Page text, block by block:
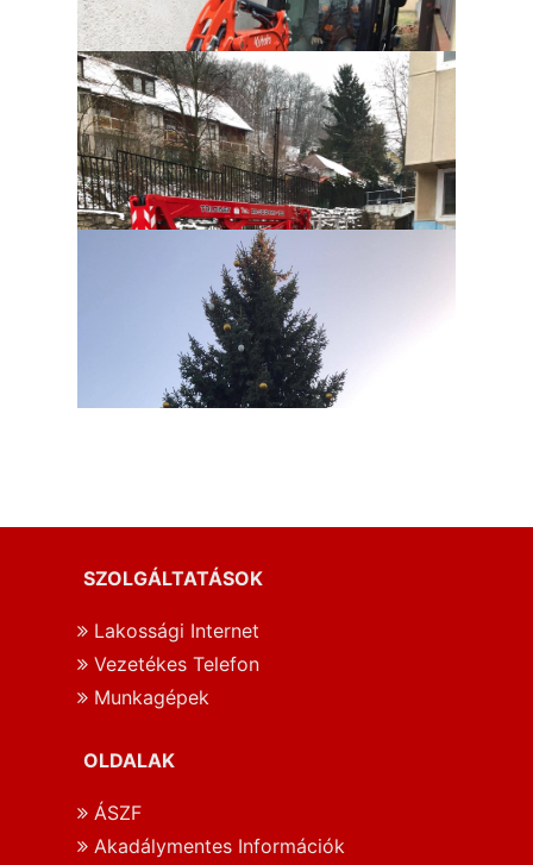
SZOLGÁLTATÁSOK
Lakossági Internet
Vezetékes Telefon
Munkagépek
OLDALAK
ÁSZF
Akadálymentes Információk